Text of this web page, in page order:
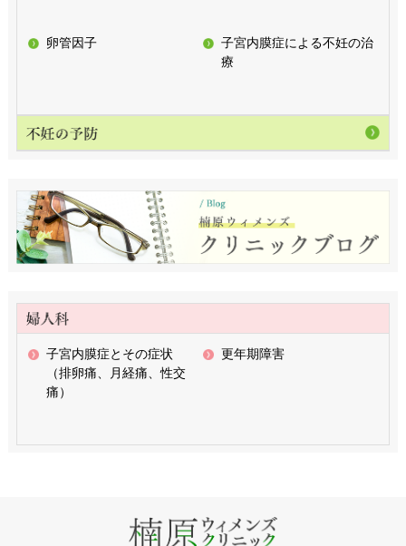
卵管因子
子宮内膜症による不妊の治
療
子宮内膜症とその症状
（排卵痛、月経痛、性交
痛）
更年期障害